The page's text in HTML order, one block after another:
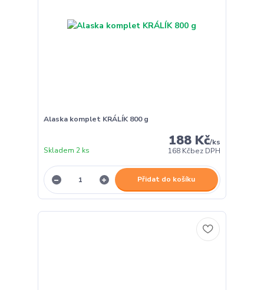
Alaska komplet KRÁLÍK 800 g
188 Kč/ks
168 Kčbez DPH
Skladem 2 ks
Přidat do košíku